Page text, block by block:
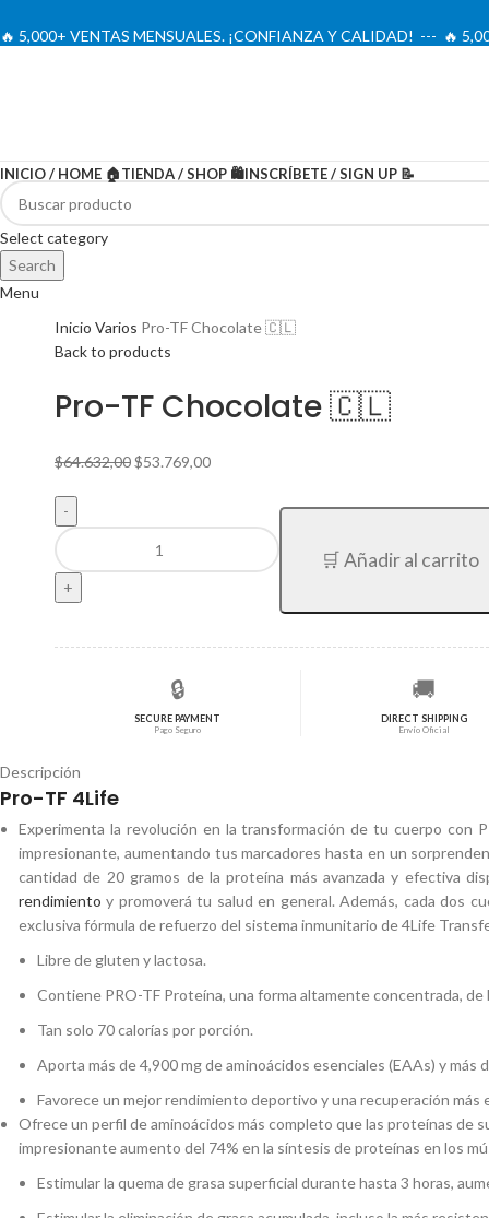
🔥 5,000+ VENTAS MENSUALES. ¡CONFIANZA Y CALIDAD! --- 🔥
Select category
Search
Menu
INICIO / HOME 🏠TIENDA / SHOP 🛍️INSCRÍBETE / SIGN UP 📝
-17%
Inicio Varios Pro-TF Chocolate 🇨🇱
Back to products
Pro-TF Chocolate 🇨🇱
$64.632,00El
era:
$64.632,00.
$53.769,00El
es:
$53.769,00.
Pro-
TF
Chocolate
🇨🇱
🛒 Añadir al carrito
🔒
SECURE PAYMENT
Pago Seguro
🚚
DIRECT SHIPPING
Envío Oficial
Descripción
Pro-TF 4Life
Experimenta la revolución en la transformación de tu cuerpo con
impresionante, aumentando tus marcadores hasta en un
cantidad de 20 gramos de la proteína más avanzada y efectiva
rendimiento y promoverá tu salud en general. Además, cada dos
exclusiva fórmula de refuerzo del sistema inmunitario de 4Life
Libre de gluten y lactosa.
Contiene PRO-TF Proteína, una forma altamente concentrada,
Tan solo 70 calorías por porción.
Aporta más de 4,900 mg de aminoácidos esenciales (EAAs) y más
Favorece un mejor rendimiento deportivo y una recuperación más
Ofrece un perfil de aminoácidos más completo que las proteínas de
impresionante aumento del 74% en la síntesis de proteínas en los
Estimular la quema de grasa superficial durante hasta 3 horas,